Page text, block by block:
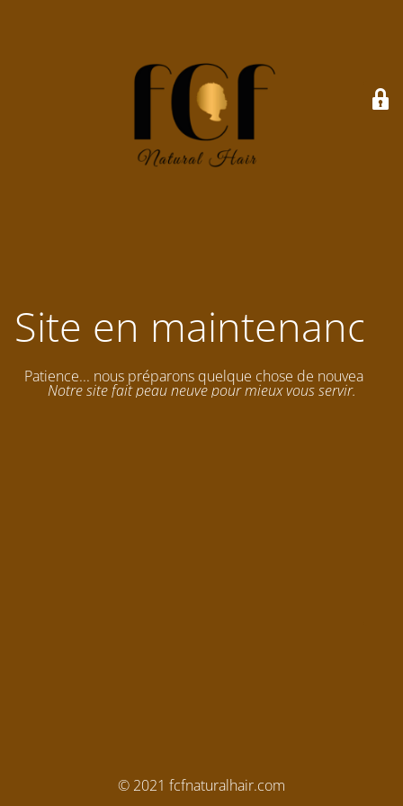
Site en maintenance
Patience... nous préparons quelque chose de nouveau !
Notre site fait peau neuve pour mieux vous servir.
© 2021 fcfnaturalhair.com